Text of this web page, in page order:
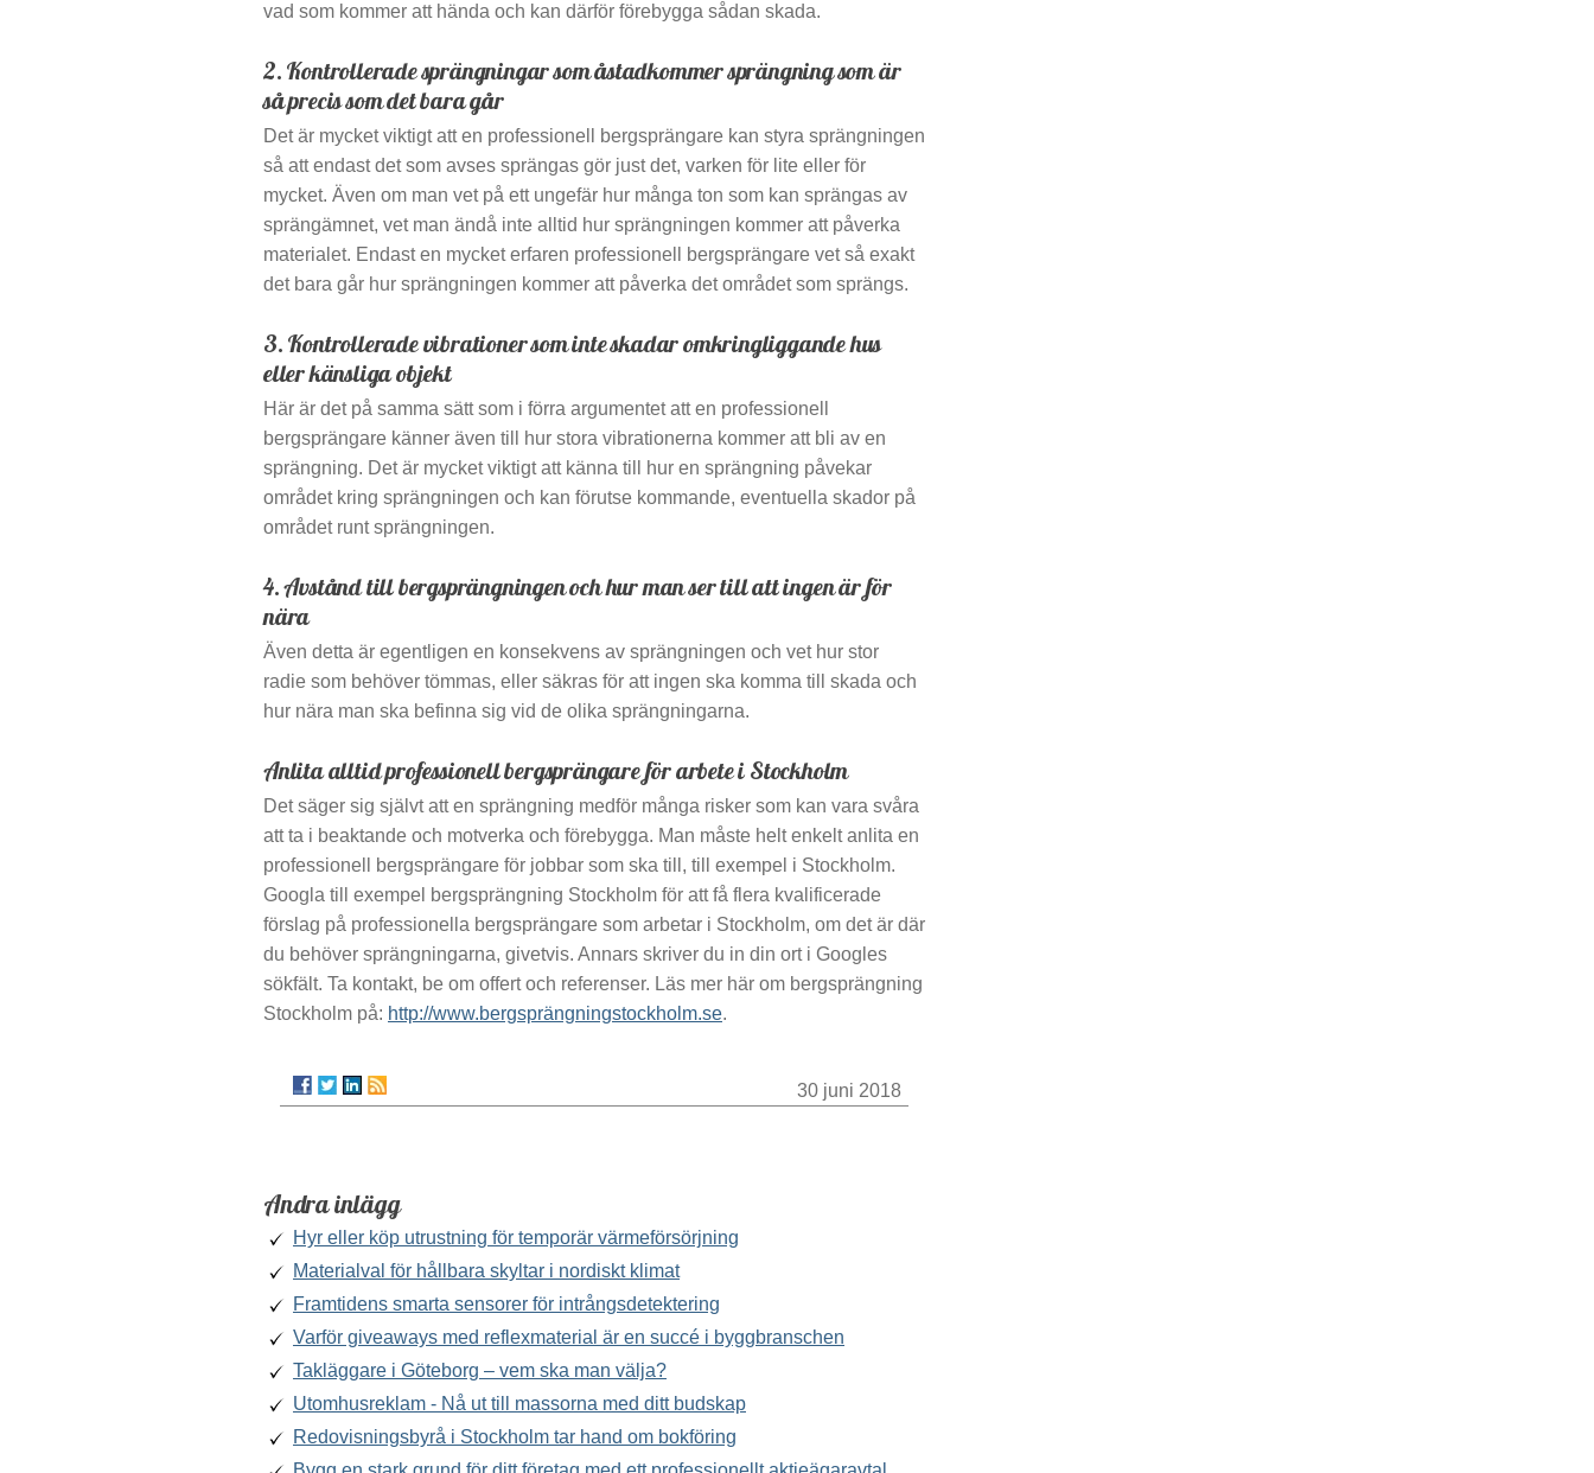
vad som kommer att hända och kan därför förebygga sådan skada.
2. Kontrollerade sprängningar som åstadkommer sprängning som är
så precis som det bara går
Det är mycket viktigt att en professionell bergsprängare kan styra sprängningen
så att endast det som avses sprängas gör just det, varken för lite eller för
mycket. Även om man vet på ett ungefär hur många ton som kan sprängas av
sprängämnet, vet man ändå inte alltid hur sprängningen kommer att påverka
materialet. Endast en mycket erfaren professionell bergsprängare vet så exakt
det bara går hur sprängningen kommer att påverka det området som sprängs.
3. Kontrollerade vibrationer som inte skadar omkringliggande hus
eller känsliga objekt
Här är det på samma sätt som i förra argumentet att en professionell
bergsprängare känner även till hur stora vibrationerna kommer att bli av en
sprängning. Det är mycket viktigt att känna till hur en sprängning påvekar
området kring sprängningen och kan förutse kommande, eventuella skador på
området runt sprängningen.
4. Avstånd till bergsprängningen och hur man ser till att ingen är för
nära
Även detta är egentligen en konsekvens av sprängningen och vet hur stor
radie som behöver tömmas, eller säkras för att ingen ska komma till skada och
hur nära man ska befinna sig vid de olika sprängningarna.
Anlita alltid professionell bergsprängare för arbete i Stockholm
Det säger sig självt att en sprängning medför många risker som kan vara svåra
att ta i beaktande och motverka och förebygga. Man måste helt enkelt anlita en
professionell bergsprängare för jobbar som ska till, till exempel i Stockholm.
Googla till exempel bergsprängning Stockholm för att få flera kvalificerade
förslag på professionella bergsprängare som arbetar i Stockholm, om det är där
du behöver sprängningarna, givetvis. Annars skriver du in din ort i Googles
sökfält. Ta kontakt, be om offert och referenser. Läs mer här om bergsprängning
Stockholm på: http://www.bergsprängningstockholm.se.
30 juni 2018
Andra inlägg
Hyr eller köp utrustning för temporär värmeförsörjning
Materialval för hållbara skyltar i nordiskt klimat
Framtidens smarta sensorer för intrångsdetektering
Varför giveaways med reflexmaterial är en succé i byggbranschen
Takläggare i Göteborg – vem ska man välja?
Utomhusreklam - Nå ut till massorna med ditt budskap
Redovisningsbyrå i Stockholm tar hand om bokföring